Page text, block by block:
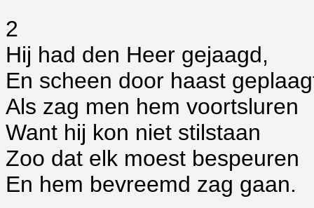
2
Hij had den Heer gejaagd,
En scheen door haast
Als zag men hem voortsluren
Want hij kon niet stilstaan
Zoo dat elk moest bespeuren
En hem bevreemd zag gaan.